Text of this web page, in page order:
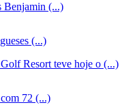
Benjamin (...)
(...)
Resort teve hoje o (...)
72 (...)